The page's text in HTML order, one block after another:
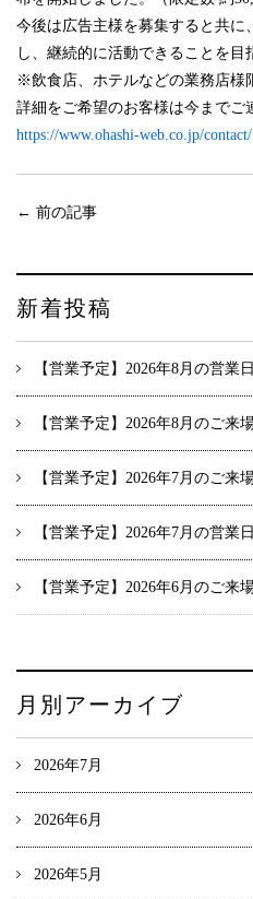
今後は広告主様を募集すると共に、
し、 継続的に活動できることを目
※飲食店、ホテルなどの業務店様
詳細をご希望のお客様は今までご
https://www.ohashi-web.co.jp/contact/
← 前の記事
新着投稿
【営業予定】2026年8月の営業
【営業予定】2026年8月のご来
【営業予定】2026年7月のご来
【営業予定】2026年7月の営業
【営業予定】2026年6月のご来
月別アーカイブ
2026年7月
2026年6月
2026年5月